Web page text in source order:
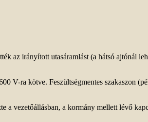
az irányított utasáramlást (a hátsó ajtónál
V-ra kötve. Feszültségmentes szakaszon
a vezetőállásban, a kormány mellett lévő